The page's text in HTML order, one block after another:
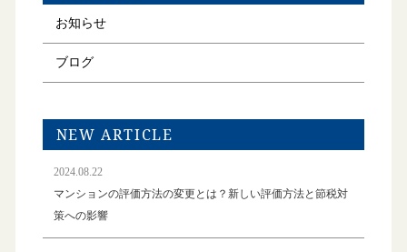
お知らせ
ブログ
NEW ARTICLE
2024.08.22
マンションの評価方法の変更とは？新しい評価方法と節税対
策への影響